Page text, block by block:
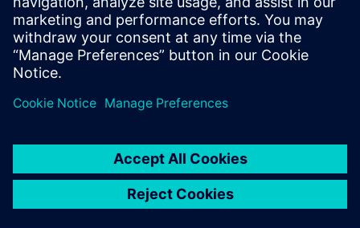
制造设施面临着巨大的压力，
需要在相同的时间表和预算内
提高运营效率并生产更多商
品。